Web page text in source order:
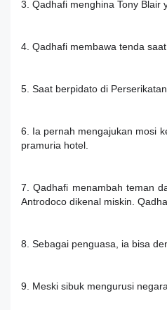
3. Qadhafi menghina Tony Blair
4. Qadhafi membawa tenda
5. Saat berpidato di
6. Ia pernah mengajukan mosi
pramuria hotel.
7. Qadhafi menambah teman
Antrodoco dikenal miskin.
8. Sebagai penguasa, ia bisa
9. Meski sibuk mengurusi